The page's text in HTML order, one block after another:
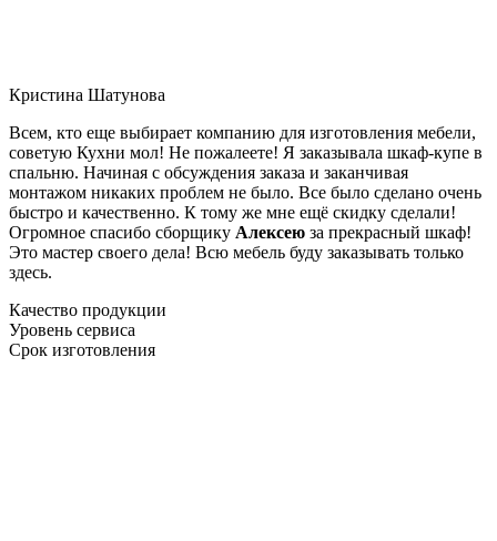
Кристина Шатунова
Всем, кто еще выбирает компанию для изготовления мебели,
советую Кухни мол! Не пожалеете! Я заказывала шкаф-купе в
спальню. Начиная с обсуждения заказа и заканчивая
монтажом никаких проблем не было. Все было сделано очень
быстро и качественно. К тому же мне ещё скидку сделали!
Огромное спасибо сборщику Алексею за прекрасный шкаф!
Это мастер своего дела! Всю мебель буду заказывать только
здесь.
Качество продукции
Уровень сервиса
Срок изготовления